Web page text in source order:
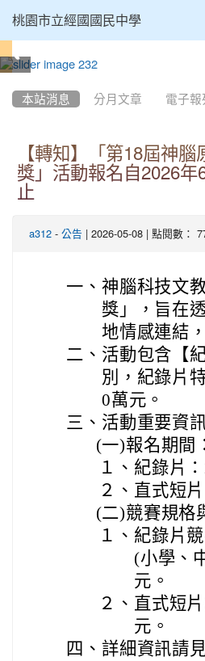
桃園市立經國國民中學
本站消息 分月文章 電子報
【轉知】「第18屆神
獎」活動報名自2026年
止
a312 - 公告 | 2026-05-08 | 點閱數：
一、 神腦科技文
獎」，旨在
地情感連結
二、 活動包含【
別，紀錄片
0萬元。
三、 活動重要資
(一)報名期間
１、 紀錄片
２、 直式短
(二)競賽規格
１、 紀錄片
(小學、
元。
２、 直式短
元。
四、 詳細資訊請